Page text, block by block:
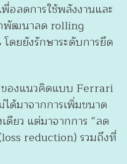
อลดการใช้พลังงานและ
กพัฒนาลด rolling
ดยยังรักษาระดับการยึด
องแนวคิดแบบ Ferrari
ได้มาจากการเพิ่มขนาด
ดียว แต่มาจากการ “ลด
reduction) รวมถึงที่